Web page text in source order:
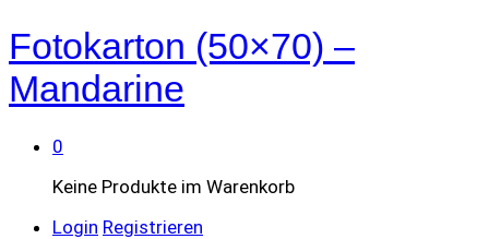
Fotokarton (50×70) –
Mandarine
0
Keine Produkte im Warenkorb
Login Registrieren